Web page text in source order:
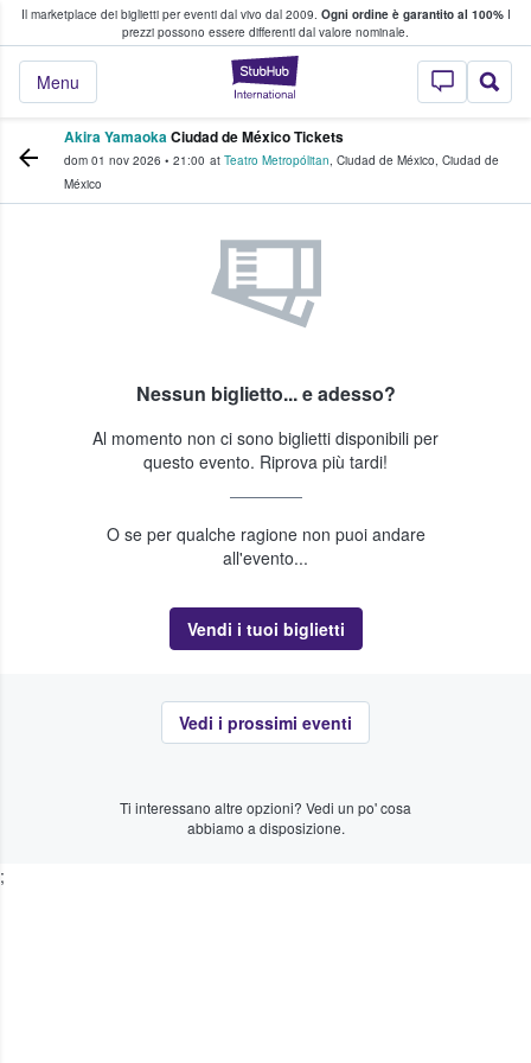
Il marketplace dei biglietti per eventi dal vivo dal 2009. Ogni ordine è garantito al 100%I
prezzi possono essere differenti dal valore nominale.
StubHub - Dove
Menu
fan comprano e vendono biglietti
Akira YamaokaCiudad de México Tickets
dom 01 nov 2026 • 21:00 at Teatro Metropólitan, Ciudad de México, Ciudad de
México
Nessun biglietto... e adesso?
Al momento non ci sono biglietti disponibili per
questo evento. Riprova più tardi!
O se per qualche ragione non puoi andare
all'evento...
Vendi i tuoi biglietti
Vedi i prossimi eventi
Ti interessano altre opzioni? Vedi un po' cosa
abbiamo a disposizione.
;